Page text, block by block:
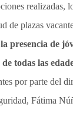
realizadas,
de plazas
presencia de
todas las
por parte del
Fátima